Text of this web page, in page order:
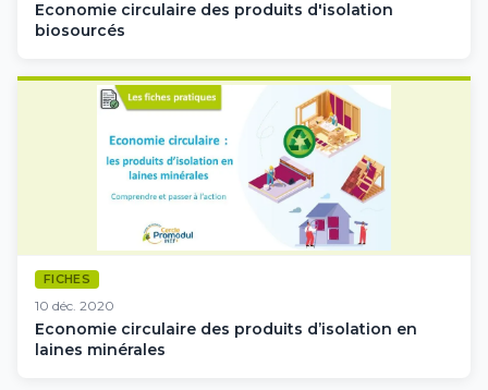
Economie circulaire des produits d'isolation
biosourcés
FICHES
10 déc. 2020
Economie circulaire des produits d’isolation en
laines minérales